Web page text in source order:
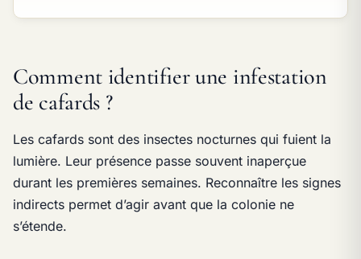
Comment identifier une infestation
de cafards ?
Les cafards sont des insectes nocturnes qui fuient la
lumière. Leur présence passe souvent inaperçue
durant les premières semaines. Reconnaître les signes
indirects permet d’agir avant que la colonie ne
s’étende.